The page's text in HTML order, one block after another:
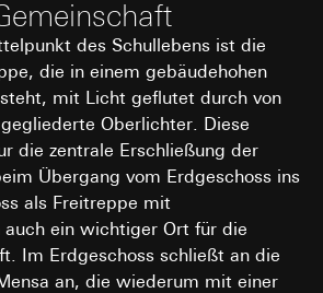
des Schullebens ist die
die in einem gebäudehohen
mit Licht geflutet durch von
Oberlichter. Diese
die zentrale Erschließung der
Übergang vom Erdgeschoss ins
als Freitreppe mit
auch ein wichtiger Ort für die
Im Erdgeschoss schließt an die
an, die wiederum mit einer
für A/B-Testing, die als
gemäß Art. 28 DSGVO
keine
Cookies:
30 und 90 Tage,
bis zu 1 Jahr